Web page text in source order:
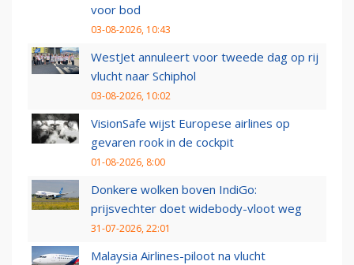
voor bod
03-08-2026, 10:43
WestJet annuleert voor tweede dag op rij
vlucht naar Schiphol
03-08-2026, 10:02
VisionSafe wijst Europese airlines op
gevaren rook in de cockpit
01-08-2026, 8:00
Donkere wolken boven IndiGo:
prijsvechter doet widebody-vloot weg
31-07-2026, 22:01
Malaysia Airlines-piloot na vlucht